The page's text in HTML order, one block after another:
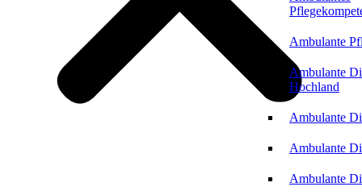
Ambulante
Ambulante
Hochland
Ambulante
Ambulante
Ambulante